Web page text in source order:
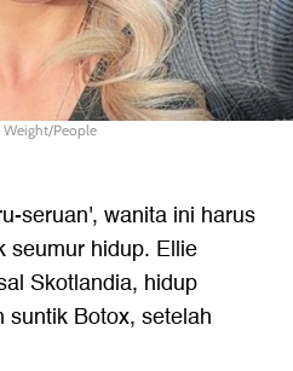
Weight/People
seruan', wanita ini harus
seumur hidup. Ellie
Skotlandia, hidup
Botox, setelah